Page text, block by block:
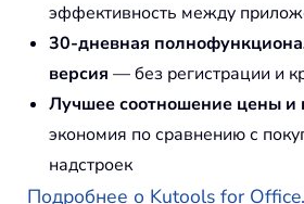
эффективность между
30-дневная
версия — без регистрации и
Лучшее соотношение цены и
экономия по сравнению с
надстроек
Подробнее о Kutools for